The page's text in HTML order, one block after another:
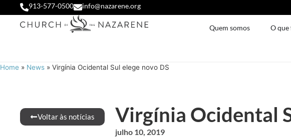
913-577-0500 info@nazarene.org
Quem somos O que
Home » News » Virgínia Ocidental Sul elege novo DS
Voltar às notícias Virgínia Ocidental
julho 10, 2019